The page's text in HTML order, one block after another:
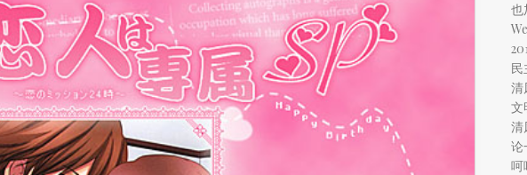
也
民
清
文
清
论
呵